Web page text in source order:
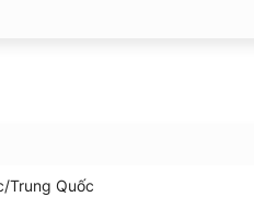
Trung Quốc